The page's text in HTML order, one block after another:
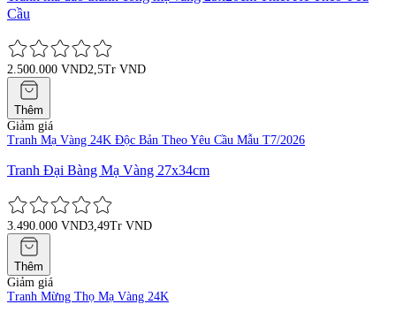
Cầu
2.500.000 VND2,5Tr VND
Thêm
Giảm giá
Tranh Mạ Vàng 24K Độc Bản Theo Yêu Cầu Mẫu T7/2026
Tranh Đại Bàng Mạ Vàng 27x34cm
3.490.000 VND3,49Tr VND
Thêm
Giảm giá
Tranh Mừng Thọ Mạ Vàng 24K